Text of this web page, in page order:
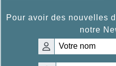
Pour avoir des nouvelles
notre